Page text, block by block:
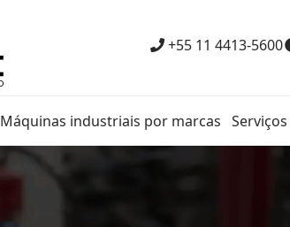
+55 11 4413-5600
Máquinas industriais por marcas Serviços